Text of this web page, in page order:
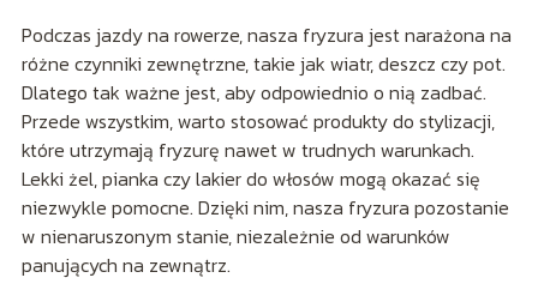
Podczas jazdy na rowerze, nasza fryzura jest narażona na
różne czynniki zewnętrzne, takie jak wiatr, deszcz czy pot.
Dlatego tak ważne jest, aby odpowiednio o nią zadbać.
Przede wszystkim, warto stosować produkty do stylizacji,
które utrzymają fryzurę nawet w trudnych warunkach.
Lekki żel, pianka czy lakier do włosów mogą okazać się
niezwykle pomocne. Dzięki nim, nasza fryzura pozostanie
w nienaruszonym stanie, niezależnie od warunków
panujących na zewnątrz.